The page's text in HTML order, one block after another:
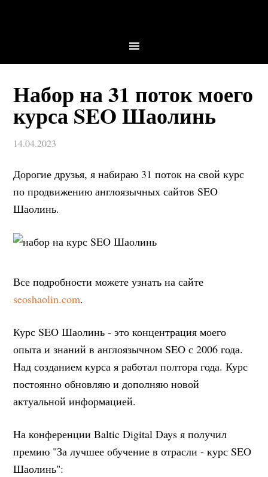
Набор на 31 поток моего
курса SEO Шаолинь
14.04.2023
Дорогие друзья, я набираю 31 поток на свой курс
по продвижению англоязычных сайтов SEO
Шаолинь.
Все подробности можете узнать на сайте
seoshaolin.com.
Курс SEO Шаолинь - это концентрация моего
опыта и знаний в англоязычном SEO с 2006 года.
Над созданием курса я работал полтора года. Курс
постоянно обновляю и дополняю новой
актуальной информацией.
На конференции Baltic Digital Days я получил
премию "За лучшее обучение в отрасли - курс SEO
Шаолинь":